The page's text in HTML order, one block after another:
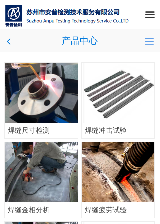
끀
넳 끀
产品中心
焊缝尺寸检测 焊缝冲击试验
焊缝金相分析 焊缝疲劳试验